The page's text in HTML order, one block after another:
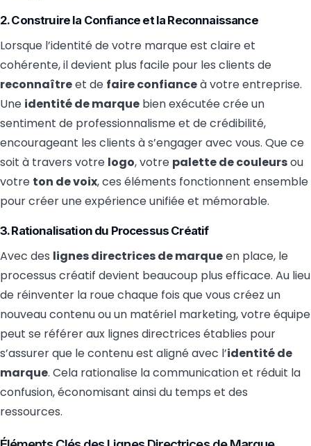
2. Construire la Confiance et la Reconnaissance
Lorsque l’identité de votre marque est claire et
cohérente, il devient plus facile pour les clients de
reconnaîtreet de faire confianceà votre entreprise.
Une identité de marque bien exécutée crée un
sentiment de professionnalisme et de crédibilité,
encourageant les clients à s’engager avec vous. Que ce
soit à travers votre logo, votre palette de couleursou
votre ton de voix, ces éléments fonctionnent ensemble
pour créer une expérience unifiée et mémorable.
3. Rationalisation du Processus Créatif
Avec des lignes directrices de marqueen place, le
processus créatif devient beaucoup plus efficace. Au lieu
de réinventer la roue chaque fois que vous créez un
nouveau contenu ou un matériel marketing, votre équipe
peut se référer aux lignes directrices établies pour
s’assurer que le contenu est aligné avec l’identité de
marque. Cela rationalise la communication et réduit la
confusion, économisant ainsi du temps et des
ressources.